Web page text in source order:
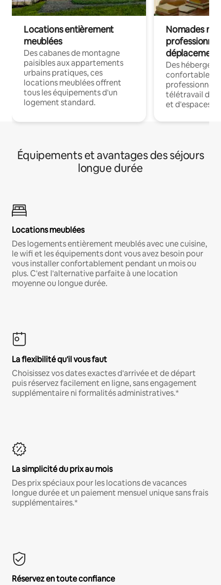
Locations entièrement
meublées
Des cabanes de montagne
paisibles aux appartements
urbains pratiques, ces
locations meublées offrent
tous les équipements d'un
logement standard.
Nomades
déplacement
Des
confortables
professionnels
télétravail
et d'espaces
Équipements et avantages des séjours
longue durée
Locations meublées
Des logements entièrement meublés avec une cuisine,
le wifi et les équipements dont vous avez besoin pour
vous installer confortablement pendant un mois ou
plus. C'est l'alternative parfaite à une location
moyenne ou longue durée.
La flexibilité qu'il vous faut
Choisissez vos dates exactes d'arrivée et de départ
puis réservez facilement en ligne, sans engagement
supplémentaire ni formalités administratives.*
La simplicité du prix au mois
Des prix spéciaux pour les locations de vacances
longue durée et un paiement mensuel unique sans frais
supplémentaires.*
Réservez en toute confiance